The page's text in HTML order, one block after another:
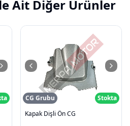
Ait Diğer Ürünler
CG Grubu
Stokta
Kapak Dişli Ön CG